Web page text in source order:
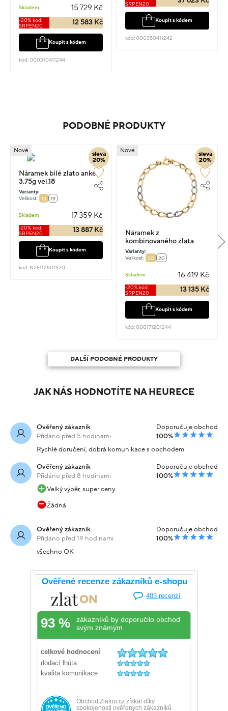
Skladem 15 729 Kč
-20% kód:
SRPEN20
12 583 Kč
Koupit s kódem
kód: 000310411244
SRPEN20
Koupit s kódem
kód: 000350411242
PODOBNÉ PRODUKTY
sleva
20%
Nové
Náramek bílé zlato anker
3.75g vel.18
Varianty:
Velikost:
18 19
Skladem 17 359 Kč
-20% kód:
SRPEN20
13 887 Kč
Koupit s kódem
kód: N28112501920
sleva
20%
Nové
Náramek z
kombinovaného zlata
vel.20 3.6g
Varianty:
Velikost:
20 20
Skladem 16 419 Kč
-20% kód:
SRPEN20
13 135 Kč
Koupit s kódem
kód: 000171201244
DALŠÍ PODOBNÉ PRODUKTY
JAK NÁS HODNOTÍTE NA HEURECE
Ověřený zákazník
Přidáno před 5 hodinami
Doporučuje obchod
100%
Rychlé doručení, dobrá komunikace s obchodem.
Ověřený zákazník
Přidáno před 8 hodinami
Doporučuje obchod
100%
Velký výběr, super ceny
Žádná
Ověřený zákazník
Přidáno před 19 hodinami
Doporučuje obchod
100%
všechno OK